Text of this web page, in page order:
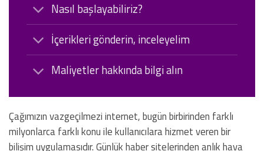
Nasıl başlayabiliriz?
İçerikleri gönderin, inceleyelim
Maliyetler hakkında bilgi alın
Çağımızın vazgeçilmezi internet, bugün birbirinden farklı
milyonlarca farklı konu ile kullanıcılara hizmet veren bir
bilişim uygulamasıdır. Günlük haber sitelerinden anlık hava